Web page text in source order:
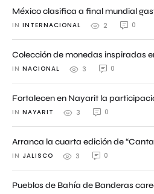
México clasifica a final mundial
IN INTERNACIONAL 2 0
Colección de monedas inspiradas
IN NACIONAL 3 0
Fortalecen en Nayarit la
IN NAYARIT 3 0
Arranca la cuarta edición de
IN JALISCO 3 0
Pueblos de Bahía de Banderas